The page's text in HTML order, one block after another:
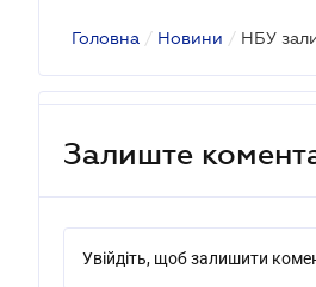
Головна / Новини /
Залиште
Увійдіть, щоб залишити